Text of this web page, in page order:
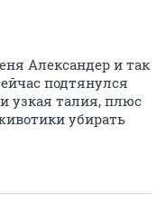
Александер и так
подтянулся
узкая талия, плюс
убирать